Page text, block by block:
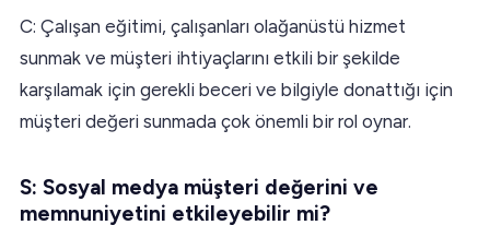
C: Çalışan eğitimi, çalışanları olağanüstü hizmet
sunmak ve müşteri ihtiyaçlarını etkili bir şekilde
karşılamak için gerekli beceri ve bilgiyle donattığı için
müşteri değeri sunmada çok önemli bir rol oynar.
S: Sosyal medya müşteri değerini ve
memnuniyetini etkileyebilir mi?